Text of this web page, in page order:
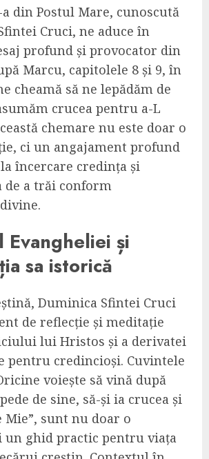
din Postul Mare, cunoscută
Cruci, ne aduce în
profund și provocator din
Marcu, capitolele 8 și 9, în
cheamă să ne lepădăm de
crucea pentru a-L
chemare nu este doar o
ci un angajament profund
încercare credința și
de a trăi conform
Evangheliei și
sa istorică
Duminica Sfintei Cruci
de reflecție și meditație
lui Hristos și a derivatei
pentru credincioși. Cuvintele
voiește să vină după
de sine, să-și ia crucea și
Mie”, sunt nu doar o
un ghid practic pentru viața